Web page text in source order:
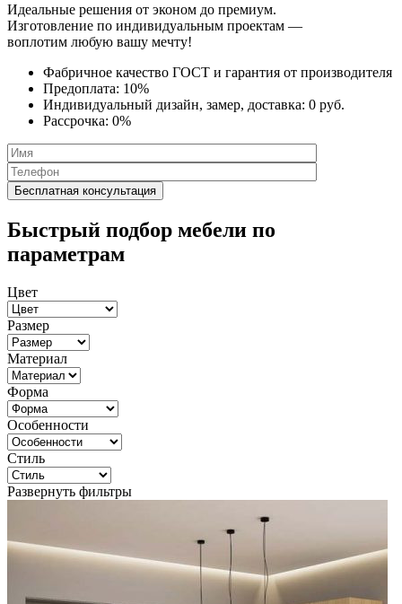
Идеальные решения от эконом до премиум.
Изготовление по индивидуальным проектам —
воплотим любую вашу мечту!
Фабричное качество ГОСТ и гарантия от производителя
Предоплата: 10%
Индивидуальный дизайн, замер, доставка: 0 руб.
Рассрочка: 0%
Быстрый подбор мебели по
параметрам
Цвет
Размер
Материал
Форма
Особенности
Стиль
Развернуть фильтры